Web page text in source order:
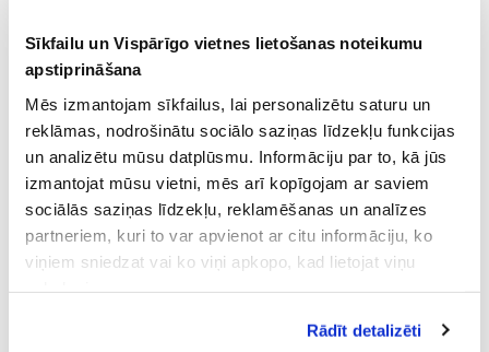
Sīkfailu un Vispārīgo vietnes lietošanas noteikumu
apstiprināšana
Mēs izmantojam sīkfailus, lai personalizētu saturu un
reklāmas, nodrošinātu sociālo saziņas līdzekļu funkcijas
un analizētu mūsu datplūsmu. Informāciju par to, kā jūs
izmantojat mūsu vietni, mēs arī kopīgojam ar saviem
sociālās saziņas līdzekļu, reklamēšanas un analīzes
partneriem, kuri to var apvienot ar citu informāciju, ko
viņiem sniedzat vai ko viņi apkopo, kad lietojat viņu
Vispārīgiem vietnes lietošanas
Rādīt detalizēti